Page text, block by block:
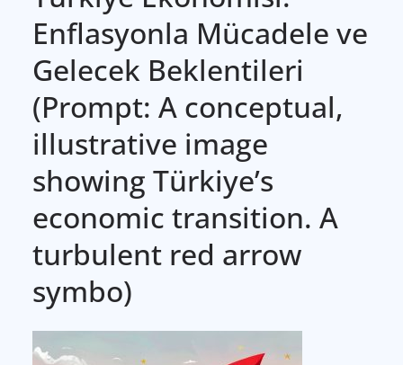
Enflasyonla Mücadele ve
Gelecek Beklentileri
(Prompt: A conceptual,
illustrative image
showing Türkiye’s
economic transition. A
turbulent red arrow
symbo)